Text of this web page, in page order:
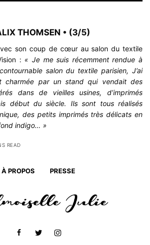
THOMSEN • (3/5)
son coup de cœur au salon du textile
: « Je me suis récemment rendue à
salon du textile parisien, J’ai
charmée par un stand qui vendait des
dans de vieilles usines, d’imprimés
début du siècle. Ils sont tous réalisés
des petits imprimés très délicats en
indigo… »
READ
À PROPOS PRESSE